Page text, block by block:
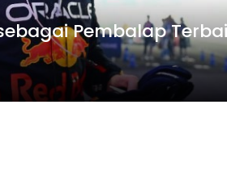
Pembalap